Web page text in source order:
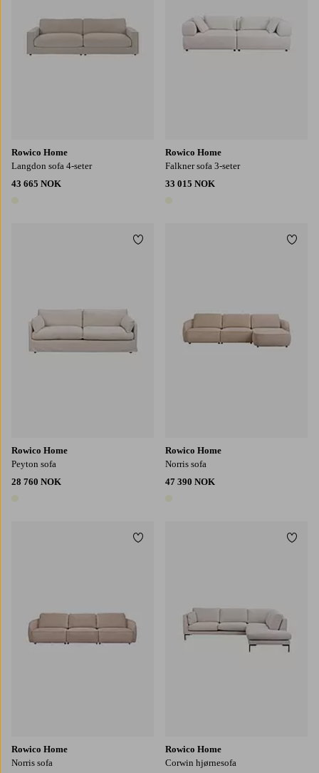
Rowico Home
Langdon sofa 4-seter
43 665 NOK
Rowico Home
Falkner sofa 3-seter
33 015 NOK
Rowico Home
Peyton sofa
28 760 NOK
Legg til favoritter
Rowico Home
Norris sofa
47 390 NOK
Rowico Home
Norris sofa
Legg til favoritter
Rowico Home
Corwin hjørnesofa